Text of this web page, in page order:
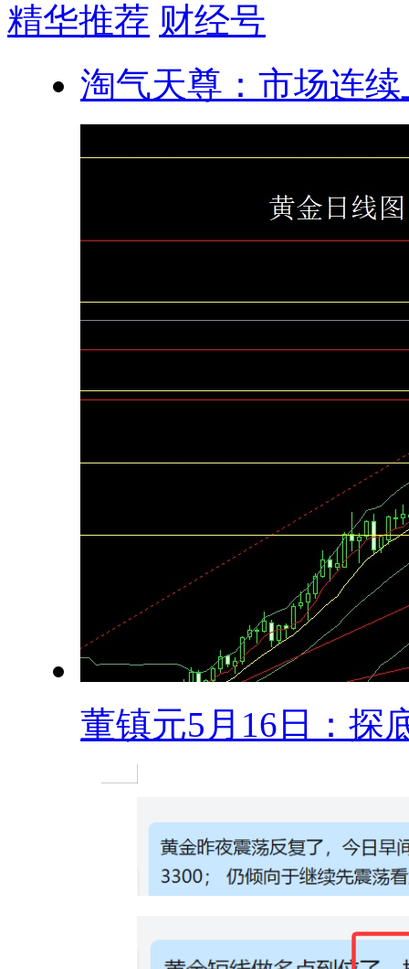
精华推荐 财经号
淘气天尊：市场连
董镇元5月16日：探